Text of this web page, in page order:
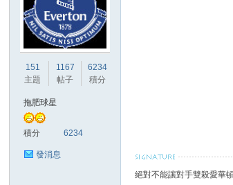
151
主題
1167
帖子
6234
積分
拖肥球星
積分 6234
發消息
絕對不能讓對手雙殺愛華頓